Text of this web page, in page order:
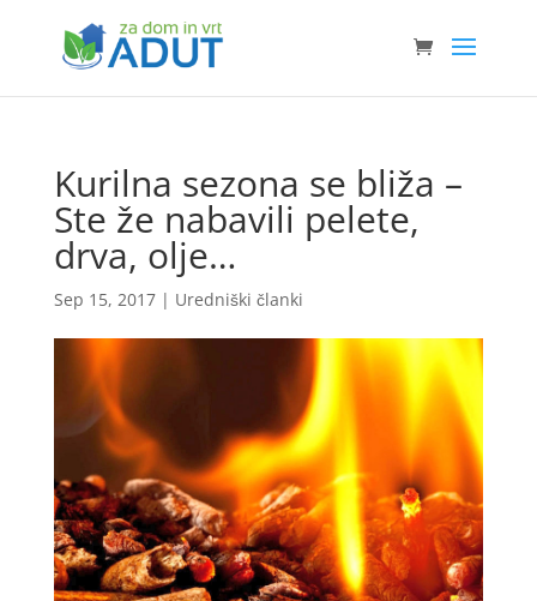
Kurilna sezona se bliža –
Ste že nabavili pelete,
drva, olje…
Sep 15, 2017| Uredniški članki